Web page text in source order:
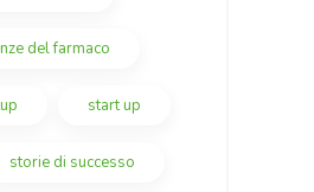
del farmaco
start up
storie di successo